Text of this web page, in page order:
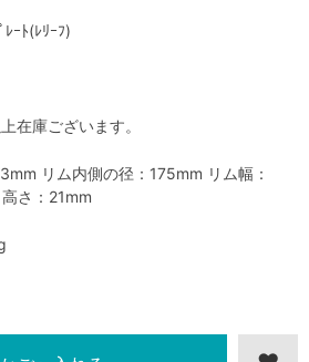
ｰﾄ(ﾚﾘｰﾌ)
在庫ございます。
リム内側の径：175mm リム幅：
さ：21mm